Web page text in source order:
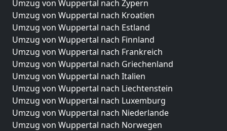
Umzug von Wuppertal nach Zypern
Umzug von Wuppertal nach Kroatien
Umzug von Wuppertal nach Estland
Umzug von Wuppertal nach Finnland
Umzug von Wuppertal nach Frankreich
Umzug von Wuppertal nach Griechenland
Umzug von Wuppertal nach Italien
Umzug von Wuppertal nach Liechtenstein
Umzug von Wuppertal nach Luxemburg
Umzug von Wuppertal nach Niederlande
Umzug von Wuppertal nach Norwegen